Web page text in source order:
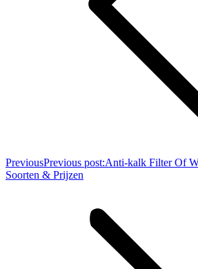
PreviousPrevious post:Anti-kalk Filter Of
Soorten & Prijzen